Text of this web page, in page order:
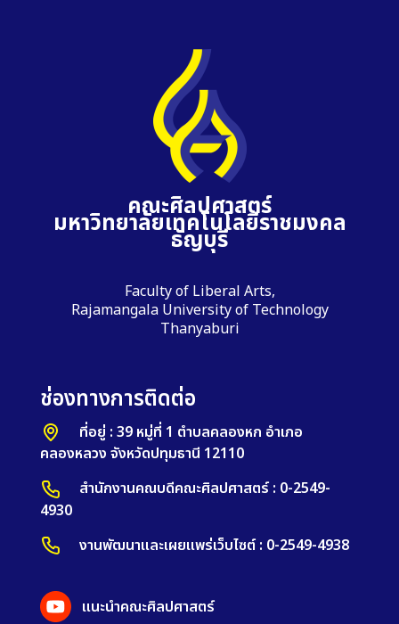
คณะศิลปศาสตร์
มหาวิทยาลัยเทคโนโลยีราชมงคล
ธัญบุรี
Faculty of Liberal Arts,
Rajamangala University of Technology
Thanyaburi
ช่องทางการติดต่อ
ที่อยู่ : 39 หมู่ที่ 1 ตำบลคลองหก อำเภอ
คลองหลวง จังหวัดปทุมธานี 12110
สำนักงานคณบดีคณะศิลปศาสตร์ : 0-2549-
4930
งานพัฒนาและเผยแพร่เว็บไซต์ : 0-2549-4938
แนะนำคณะศิลปศาสตร์